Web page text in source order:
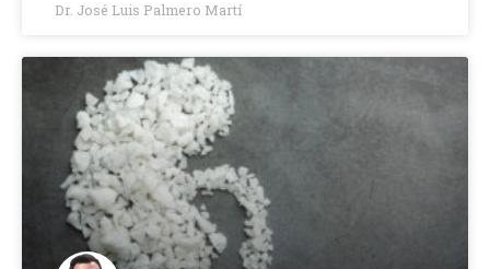
Dr. José Luis Palmero Martí